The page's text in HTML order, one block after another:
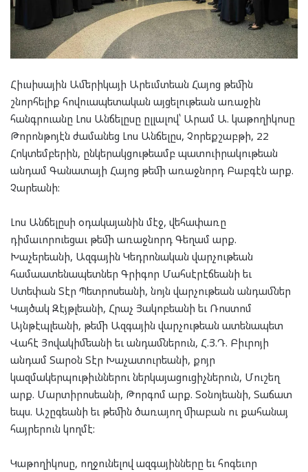
Հիւսիսային Ամերիկայի Արեւմտեան Հայոց թեմին
շնորհելիք հովուապետական այցելութեան առաջին
հանգրուանը Լոս Անճելըսը ըլլալով՝ Արամ Ա. կաթողիկոսը
Թորոնթոյէն ժամանեց Լոս Անճելըս, Չորեքշաբթի, 22
Հոկտեմբերին, ընկերակցութեամբ պատուիրակութեան
անդամ Գանատայի Հայոց թեմի առաջնորդ Բաբգէն արք.
Չարեանի:
Լոս Անճելըսի օդակայանին մէջ, վեհափառը
դիմաւորուեցաւ թեմի առաջնորդ Գեղամ արք.
Խաչերեանի, Ազգային Կեդրոնական վարչութեան
համաատենապետներ Գրիգոր Մահսէրէճեանի եւ
Ստեփան Տէր Պետրոսեանի, նոյն վարչութեան անդամներ
Կայծակ Զէյթլեանի, Հրաչ Յակոբեանի եւ Ռոստոմ
Այնթէպլեանի, թեմի Ազգային վարչութեան ատենապետ
Վահէ Յովակիմեանի եւ անդամներուն, Հ.Յ.Դ. Բիւրոյի
անդամ Տարօն Տէր Խաչատուրեանի, քոյր
կազմակերպութիւններու ներկայացուցիչներուն, Մուշեղ
արք. Մարտիրոսեանի, Թորգոմ արք. Տօնոյեանի, Տաճատ
եպս. Աշըգեանի եւ թեմին ծառայող միաբան ու քահանայ
հայրերուն կողմէ:
Կաթողիկոսը, ողջունելով ազգայինները եւ հոգեւոր